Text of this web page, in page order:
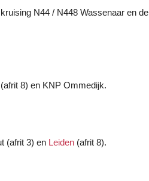
N44 / N448 Wassenaar en de
8) en KNP Ommedijk.
(afrit 3) en Leiden (afrit 8).